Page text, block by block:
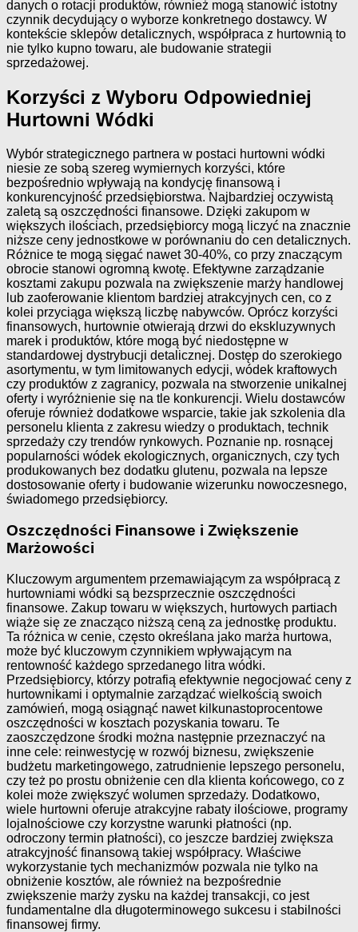
danych o rotacji produktów, również mogą stanowić istotny
czynnik decydujący o wyborze konkretnego dostawcy. W
kontekście sklepów detalicznych, współpraca z hurtownią to
nie tylko kupno towaru, ale budowanie strategii
sprzedażowej.
Korzyści z Wyboru Odpowiedniej
Hurtowni Wódki
Wybór strategicznego partnera w postaci hurtowni wódki
niesie ze sobą szereg wymiernych korzyści, które
bezpośrednio wpływają na kondycję finansową i
konkurencyjność przedsiębiorstwa. Najbardziej oczywistą
zaletą są oszczędności finansowe. Dzięki zakupom w
większych ilościach, przedsiębiorcy mogą liczyć na znacznie
niższe ceny jednostkowe w porównaniu do cen detalicznych.
Różnice te mogą sięgać nawet 30-40%, co przy znaczącym
obrocie stanowi ogromną kwotę. Efektywne zarządzanie
kosztami zakupu pozwala na zwiększenie marży handlowej
lub zaoferowanie klientom bardziej atrakcyjnych cen, co z
kolei przyciąga większą liczbę nabywców. Oprócz korzyści
finansowych, hurtownie otwierają drzwi do ekskluzywnych
marek i produktów, które mogą być niedostępne w
standardowej dystrybucji detalicznej. Dostęp do szerokiego
asortymentu, w tym limitowanych edycji, wódek kraftowych
czy produktów z zagranicy, pozwala na stworzenie unikalnej
oferty i wyróżnienie się na tle konkurencji. Wielu dostawców
oferuje również dodatkowe wsparcie, takie jak szkolenia dla
personelu klienta z zakresu wiedzy o produktach, technik
sprzedaży czy trendów rynkowych. Poznanie np. rosnącej
popularności wódek ekologicznych, organicznych, czy tych
produkowanych bez dodatku glutenu, pozwala na lepsze
dostosowanie oferty i budowanie wizerunku nowoczesnego,
świadomego przedsiębiorcy.
Oszczędności Finansowe i Zwiększenie
Marżowości
Kluczowym argumentem przemawiającym za współpracą z
hurtowniami wódki są bezsprzecznie oszczędności
finansowe. Zakup towaru w większych, hurtowych partiach
wiąże się ze znacząco niższą ceną za jednostkę produktu.
Ta różnica w cenie, często określana jako marża hurtowa,
może być kluczowym czynnikiem wpływającym na
rentowność każdego sprzedanego litra wódki.
Przedsiębiorcy, którzy potrafią efektywnie negocjować ceny z
hurtownikami i optymalnie zarządzać wielkością swoich
zamówień, mogą osiągnąć nawet kilkunastoprocentowe
oszczędności w kosztach pozyskania towaru. Te
zaoszczędzone środki można następnie przeznaczyć na
inne cele: reinwestycję w rozwój biznesu, zwiększenie
budżetu marketingowego, zatrudnienie lepszego personelu,
czy też po prostu obniżenie cen dla klienta końcowego, co z
kolei może zwiększyć wolumen sprzedaży. Dodatkowo,
wiele hurtowni oferuje atrakcyjne rabaty ilościowe, programy
lojalnościowe czy korzystne warunki płatności (np.
odroczony termin płatności), co jeszcze bardziej zwiększa
atrakcyjność finansową takiej współpracy. Właściwe
wykorzystanie tych mechanizmów pozwala nie tylko na
obniżenie kosztów, ale również na bezpośrednie
zwiększenie marży zysku na każdej transakcji, co jest
fundamentalne dla długoterminowego sukcesu i stabilności
finansowej firmy.